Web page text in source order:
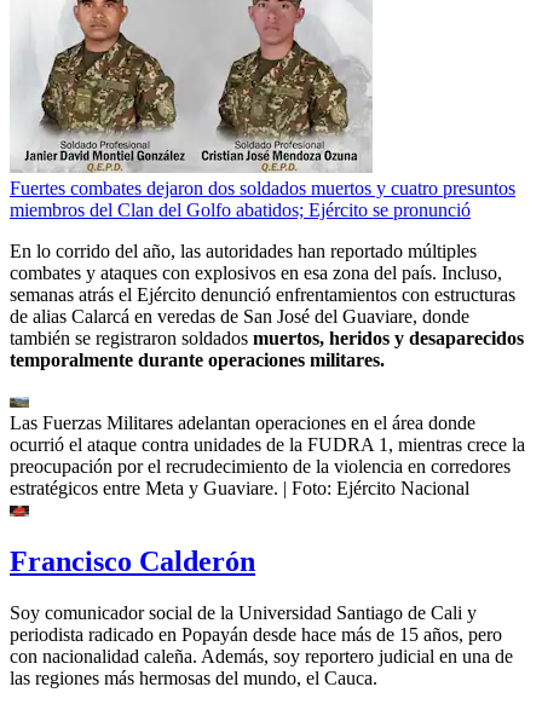
Fuertes combates dejaron dos soldados muertos y cuatro presuntos
miembros del Clan del Golfo abatidos; Ejército se pronunció
En lo corrido del año, las autoridades han reportado múltiples
combates y ataques con explosivos en esa zona del país. Incluso,
semanas atrás el Ejército denunció enfrentamientos con estructuras
de alias Calarcá en veredas de San José del Guaviare, donde
también se registraron soldados muertos, heridos y desaparecidos
temporalmente durante operaciones militares.
Las Fuerzas Militares adelantan operaciones en el área donde
ocurrió el ataque contra unidades de la FUDRA 1, mientras crece la
preocupación por el recrudecimiento de la violencia en corredores
estratégicos entre Meta y Guaviare. | Foto: Ejército Nacional
Francisco Calderón
Soy comunicador social de la Universidad Santiago de Cali y
periodista radicado en Popayán desde hace más de 15 años, pero
con nacionalidad caleña. Además, soy reportero judicial en una de
las regiones más hermosas del mundo, el Cauca.